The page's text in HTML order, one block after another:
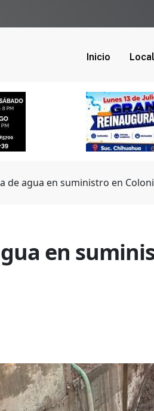
Inicio
de agua en suministro en
en